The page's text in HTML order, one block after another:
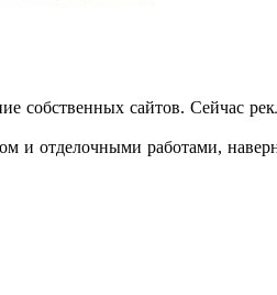
собственных сайтов. Сейчас
отделочными работами,